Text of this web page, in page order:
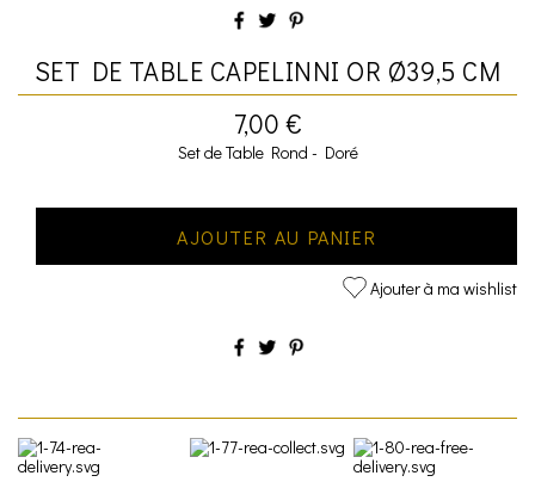
SET DE TABLE CAPELINNI OR Ø39,5 CM
7,00 €
Set de Table Rond - Doré
AJOUTER AU PANIER
Ajouter à ma wishlist